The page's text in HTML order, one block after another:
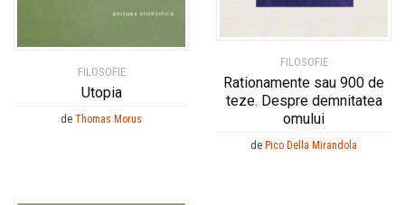
FILOSOFIE
Utopia
de Thomas Morus
FILOSOFIE
Rationamente sau 900 de
teze. Despre demnitatea
omului
de Pico Della Mirandola